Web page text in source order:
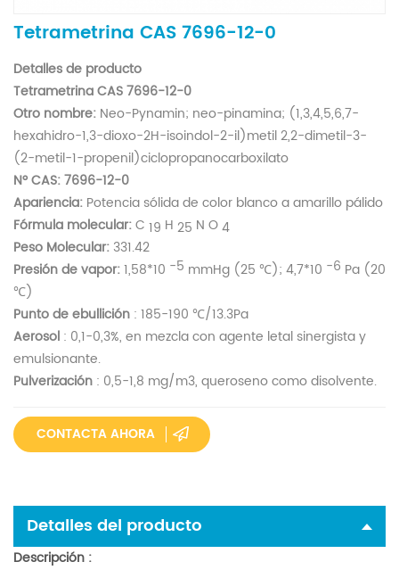
Tetrametrina CAS 7696-12-0
Detalles de producto
Tetrametrina CAS 7696-12-0
Otro nombre: Neo-Pynamin; neo-pinamina; (1,3,4,5,6,7-
hexahidro-1,3-dioxo-2H-isoindol-2-il)metil 2,2-dimetil-3-
(2-metil-1-propenil)ciclopropanocarboxilato
Nº CAS:7696-12-0
Apariencia: Potencia sólida de color blanco a amarillo pálido
Fórmula molecular:C 19 H 25 N O4
Peso Molecular: 331.42
Presión de vapor:1,58*10 -5 mmHg (25 ℃); 4,7*10 -6 Pa (20
℃)
Punto de ebullición : 185-190 ℃/13.3Pa
Aerosol : 0,1-0,3%, en mezcla con agente letal sinergista y
emulsionante.
Pulverización : 0,5-1,8 mg/m3, queroseno como disolvente.
CONTACTA AHORA
Detalles del producto
Descripción :